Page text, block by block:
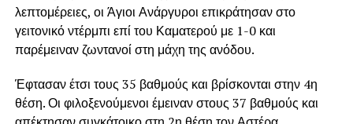
λεπτομέρειες, οι Άγιοι Ανάργυροι επικράτησαν στο
γειτονικό ντέρμπι επί του Καματερού με 1-0 και
παρέμειναν ζωντανοί στη μάχη της ανόδου.
Έφτασαν έτσι τους 35 βαθμούς και βρίσκονται στην 4η
θέση. Οι φιλοξενούμενοι έμειναν στους 37 βαθμούς και